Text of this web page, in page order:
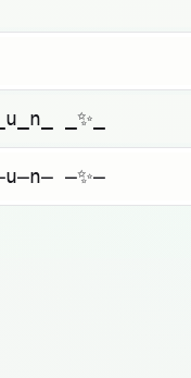
̲✨̲
̶✨̶